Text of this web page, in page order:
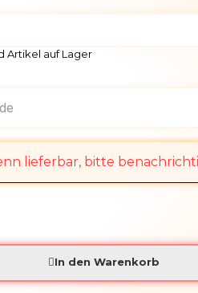
Artikel auf Lager
lieferbar, bitte
In den Warenkorb